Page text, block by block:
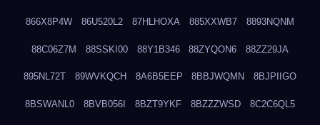
866X8P4W 86U520L2 87HLHOXA 885XXWB7 8893NQNM
88C06Z7M 88SSKI00 88Y1B346 88ZYQON6 88ZZ29JA
895NL72T 89WVKQCH 8A6B5EEP 8BBJWQMN 8BJPIIGO
8BSWANL0 8BVB056I 8BZT9YKF 8BZZZWSD 8C2C6QL5